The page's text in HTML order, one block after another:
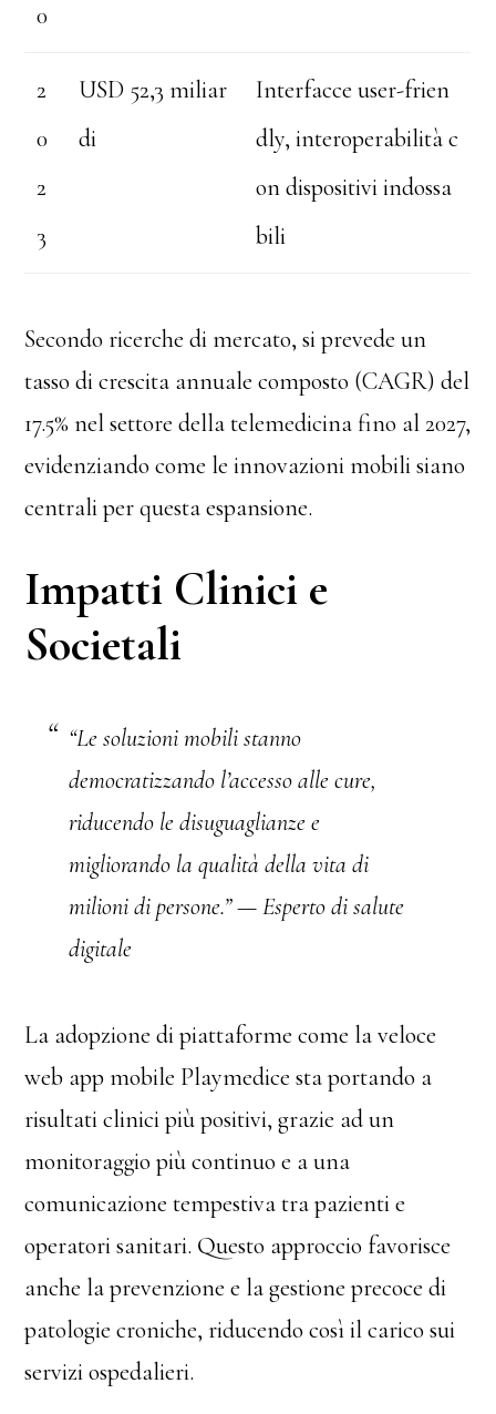
0
2
0
2
3
USD 52,3 miliar
di
Interfacce user-frien
dly, interoperabilità c
on dispositivi indossa
bili
Secondo ricerche di mercato, si prevede un
tasso di crescita annuale composto (CAGR) del
17.5% nel settore della telemedicina fino al 2027,
evidenziando come le innovazioni mobili siano
centrali per questa espansione.
Impatti Clinici e
Societali
“Le soluzioni mobili stanno
democratizzando l’accesso alle cure,
riducendo le disuguaglianze e
migliorando la qualità della vita di
milioni di persone.” —Esperto di salute
digitale
La adopzione di piattaforme come la veloce
web app mobile Playmedice sta portando a
risultati clinici più positivi, grazie ad un
monitoraggio più continuo e a una
comunicazione tempestiva tra pazienti e
operatori sanitari. Questo approccio favorisce
anche la prevenzione e la gestione precoce di
patologie croniche, riducendo così il carico sui
servizi ospedalieri.